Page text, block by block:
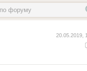
20.05.2019,